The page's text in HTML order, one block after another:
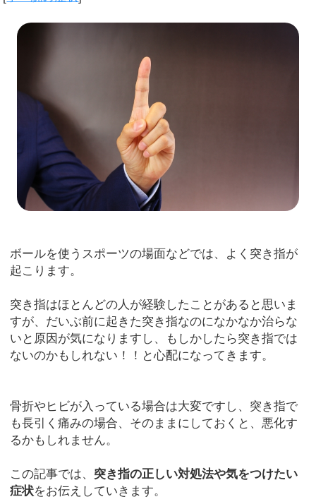
ボールを使うスポーツの場面などでは、よく突き指が
起こります。
突き指はほとんどの人が経験したことがあると思いま
すが、だいぶ前に起きた突き指なのになかなか治らな
いと原因が気になりますし、もしかしたら突き指では
ないのかもしれない！！と心配になってきます。
骨折やヒビが入っている場合は大変ですし、突き指で
も長引く痛みの場合、そのままにしておくと、悪化す
るかもしれません。
この記事では、 突き指の正しい対処法や気をつけたい
症状をお伝えしていきます。